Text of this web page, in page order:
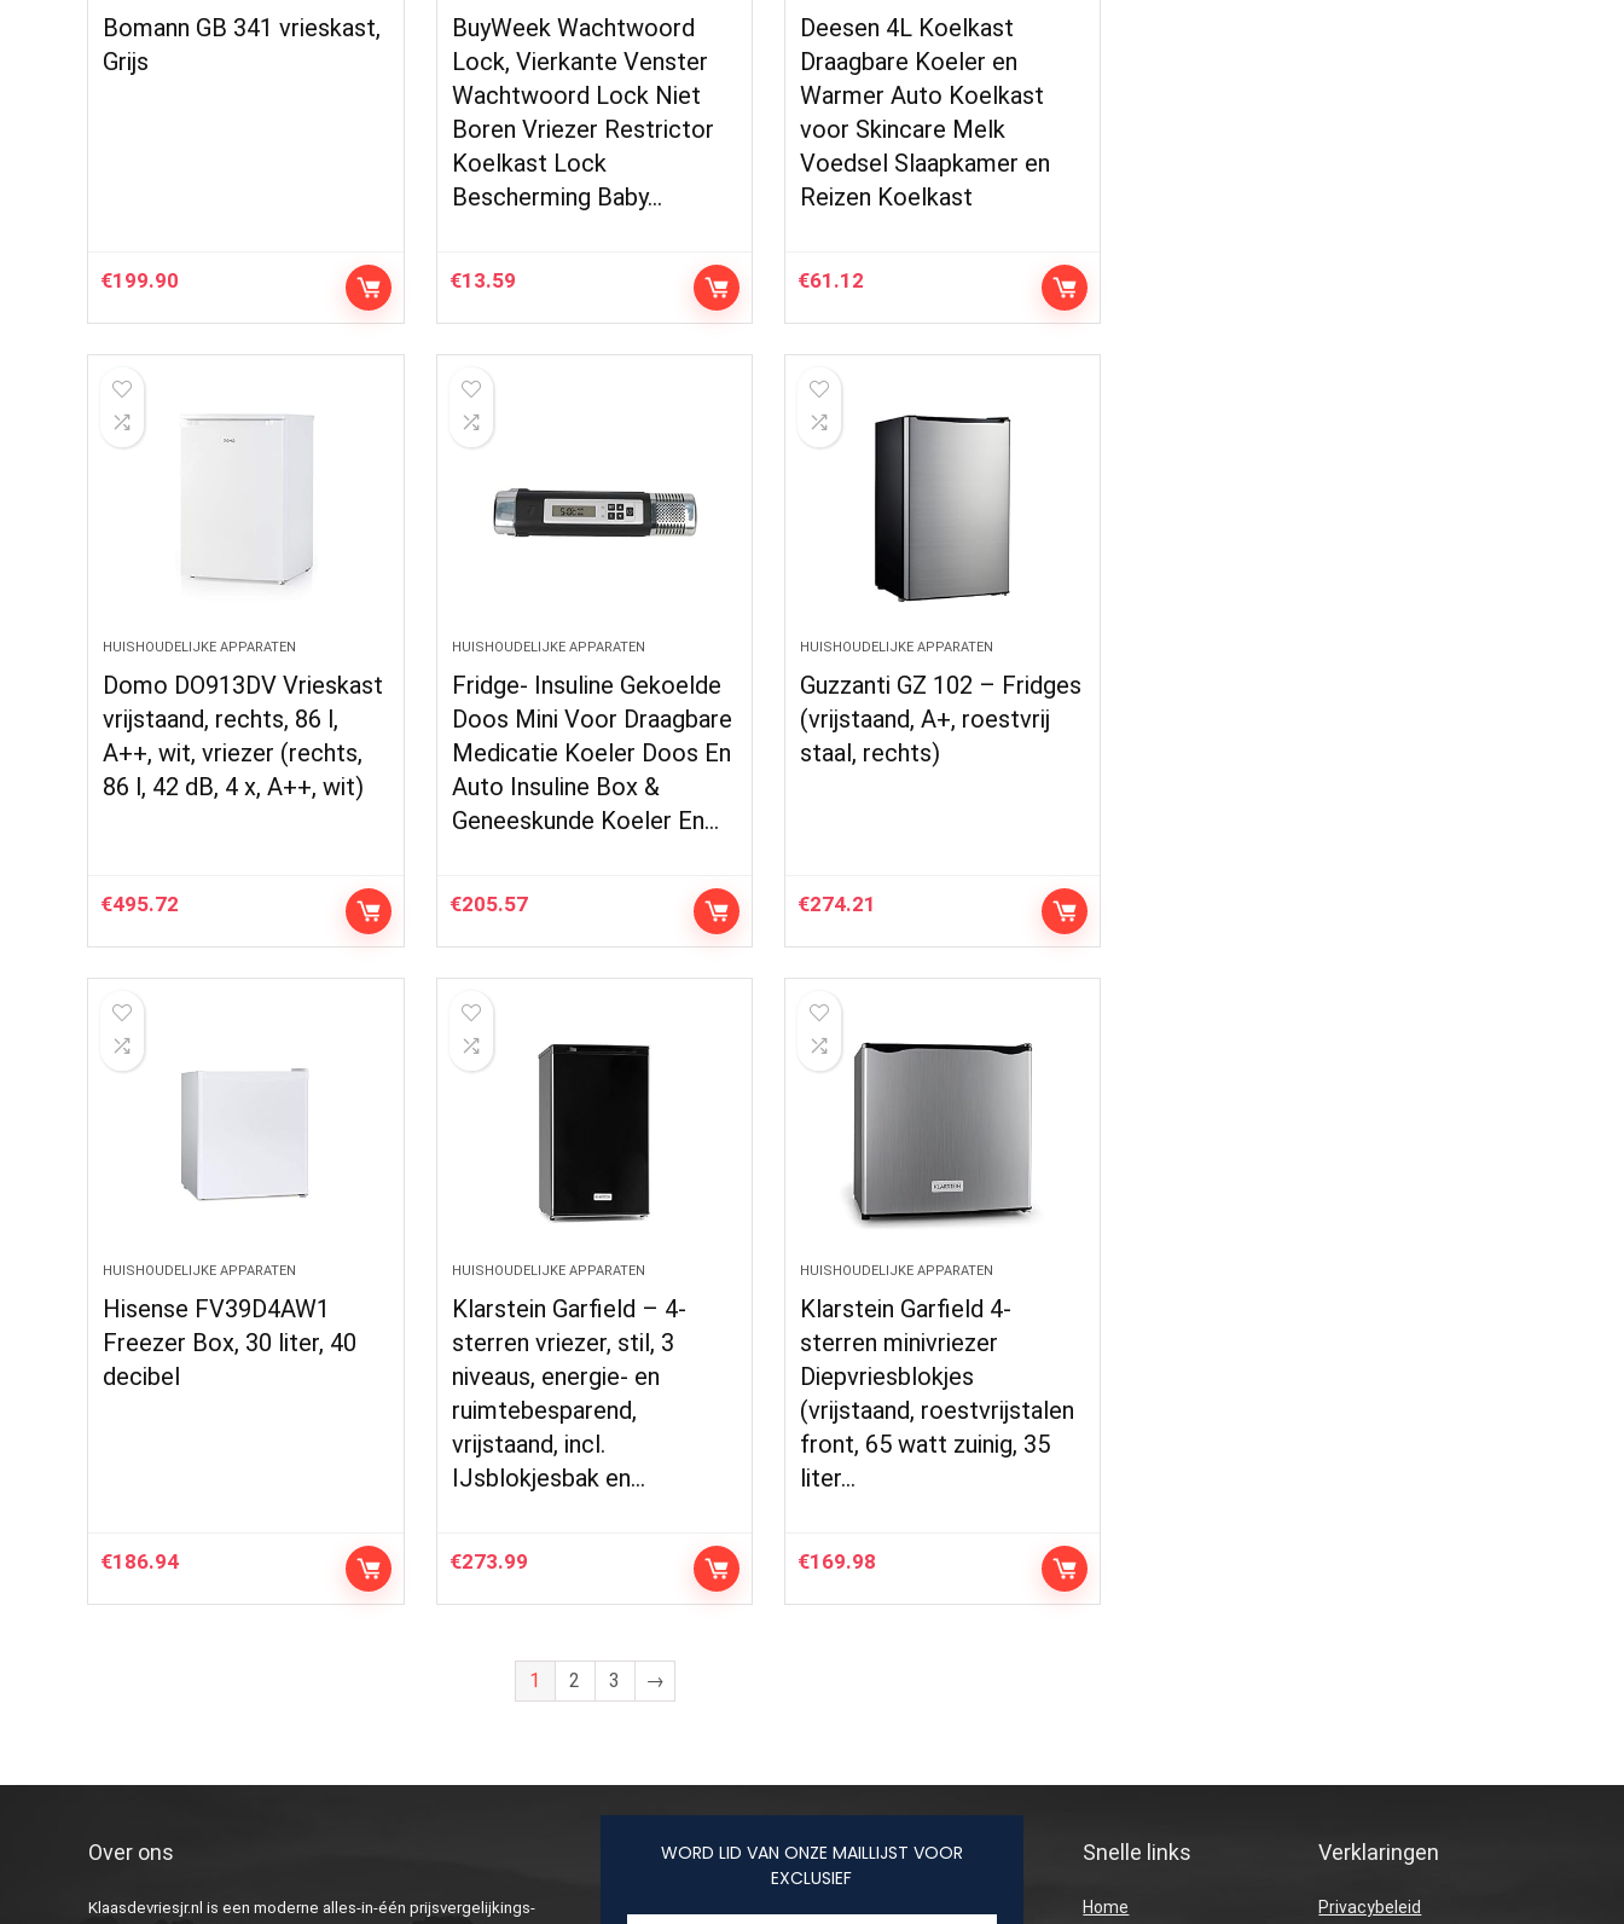
Bomann GB 341 vrieskast,
Grijs
€199.90
BuyWeek Wachtwoord
Lock, Vierkante Venster
Wachtwoord Lock Niet
Boren Vriezer Restrictor
Koelkast Lock
Bescherming Baby…
€13.59
Deesen 4L Koelkast
Draagbare Koeler en
Warmer Auto Koelkast
voor Skincare Melk
Voedsel Slaapkamer en
Reizen Koelkast
€61.12
HUISHOUDELIJKE APPARATEN
Domo DO913DV Vrieskast
vrijstaand, rechts, 86 l,
A++, wit, vriezer (rechts,
86 l, 42 dB, 4 x, A++, wit)
€495.72
HUISHOUDELIJKE APPARATEN
Fridge- Insuline Gekoelde
Doos Mini Voor Draagbare
Medicatie Koeler Doos En
Auto Insuline Box &
Geneeskunde Koeler En…
€205.57
HUISHOUDELIJKE APPARATEN
Guzzanti GZ 102 – Fridges
(vrijstaand, A+, roestvrij
staal, rechts)
€274.21
HUISHOUDELIJKE APPARATEN
Hisense FV39D4AW1
Freezer Box, 30 liter, 40
decibel
€186.94
HUISHOUDELIJKE APPARATEN
Klarstein Garfield – 4-
sterren vriezer, stil, 3
niveaus, energie- en
ruimtebesparend,
vrijstaand, incl.
IJsblokjesbak en…
€273.99
HUISHOUDELIJKE APPARATEN
Klarstein Garfield 4-
sterren minivriezer
Diepvriesblokjes
(vrijstaand, roestvrijstalen
front, 65 watt zuinig, 35
liter…
€169.98
1 2 3 →
Over ons
Klaasdevriesjr.nl is een moderne alles-in-één prijsvergelijkings-
WORD LID VAN ONZE MAILLIJST VOOR
EXCLUSIEF
Snelle links
Home
Verklaringen
Privacybeleid